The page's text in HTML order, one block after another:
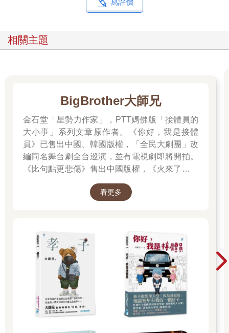
唯有當我的聲音聽起來像是你記得、卻始終找不回來的那個聲
那時再去聆聽吧。
我其實也沒有付出或貢獻什麼，只是想把自己的屋子打掃乾淨而
若有一天，你發現自己站在嶄新人生的岸邊，哼著我們一起學會
的那首歌⋯⋯
請記得我。
也請讓我知道，那裡的風景又是如何。
寫評價
相關主題
BigBrother大師兄
金石堂「星勢力作家」，PTT媽佛版「接體員的
大小事」系列文章原作者。《你好，我是接體
員》已售出中國、韓國版權，「全民大劇團」改
編同名舞台劇全台巡演，並有電視劇即將開拍。
《比句點更悲傷》售出中國版權，《火來了，快
跑》售出泰國版權。
看更多